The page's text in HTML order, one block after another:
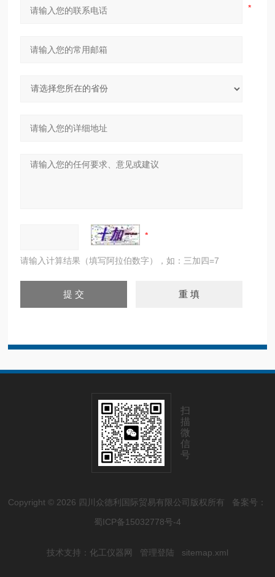
请输入计算结果（填写阿拉伯数字），如：三加四=7
扫
描
微
信
号
Copyright © 2026 四川众德利国际贸易有限公司版权所有 备案号：
蜀ICP备15032778号-4
技术支持： 化工仪器网 管理登陆 sitemap.xml